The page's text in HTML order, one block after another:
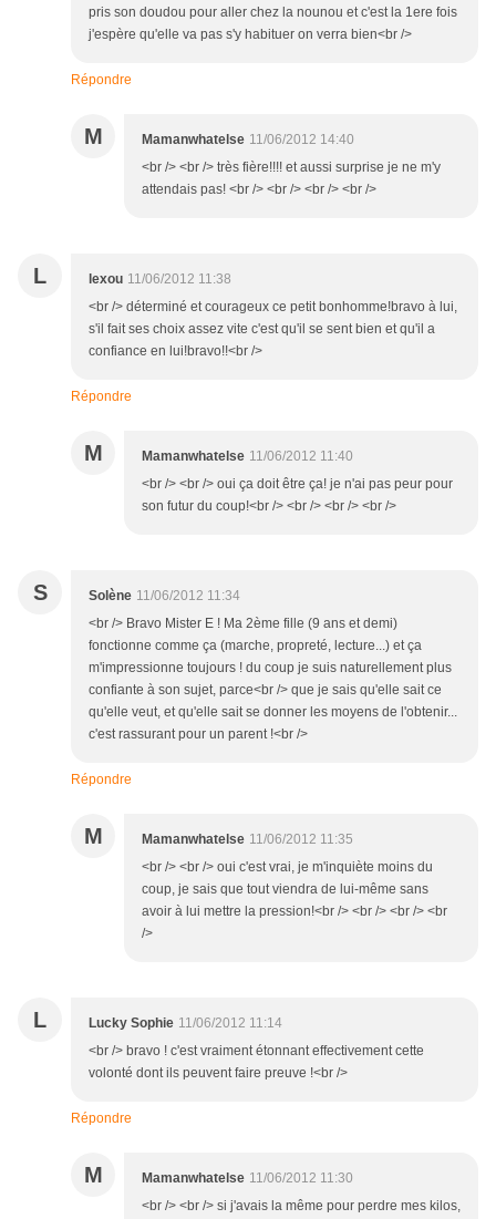
pris son doudou pour aller chez la nounou et c'est la 1ere fois
j'espère qu'elle va pas s'y habituer on verra bien<br />
Répondre
M Mamanwhatelse 11/06/2012 14:40
<br /> <br /> très fière!!!! et aussi surprise je ne m'y
attendais pas! <br /> <br /> <br /> <br />
L lexou 11/06/2012 11:38
<br /> déterminé et courageux ce petit bonhomme!bravo à lui,
s'il fait ses choix assez vite c'est qu'il se sent bien et qu'il a
confiance en lui!bravo!!<br />
Répondre
M Mamanwhatelse 11/06/2012 11:40
<br /> <br /> oui ça doit être ça! je n'ai pas peur pour
son futur du coup!<br /> <br /> <br /> <br />
S Solène 11/06/2012 11:34
<br /> Bravo Mister E ! Ma 2ème fille (9 ans et demi)
fonctionne comme ça (marche, propreté, lecture...) et ça
m'impressionne toujours ! du coup je suis naturellement plus
confiante à son sujet, parce<br /> que je sais qu'elle sait ce
qu'elle veut, et qu'elle sait se donner les moyens de l'obtenir...
c'est rassurant pour un parent !<br />
Répondre
M Mamanwhatelse 11/06/2012 11:35
<br /> <br /> oui c'est vrai, je m'inquiète moins du
coup, je sais que tout viendra de lui-même sans
avoir à lui mettre la pression!<br /> <br /> <br /> <br
/>
L Lucky Sophie 11/06/2012 11:14
<br /> bravo ! c'est vraiment étonnant effectivement cette
volonté dont ils peuvent faire preuve !<br />
Répondre
M Mamanwhatelse 11/06/2012 11:30
<br /> <br /> si j'avais la même pour perdre mes kilos,